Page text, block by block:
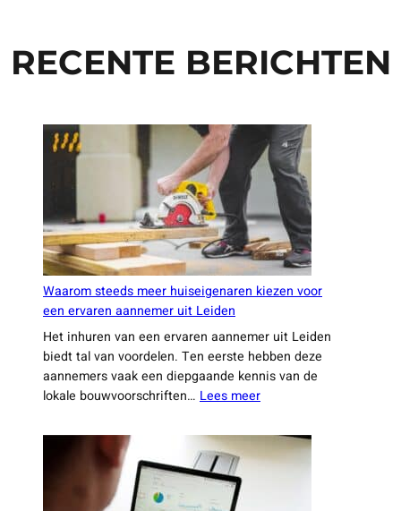
RECENTE BERICHTEN
Waarom steeds meer huiseigenaren kiezen voor
een ervaren aannemer uit Leiden
Het inhuren van een ervaren aannemer uit Leiden
biedt tal van voordelen. Ten eerste hebben deze
aannemers vaak een diepgaande kennis van de
lokale bouwvoorschriften… Lees meer:
steeds
meer